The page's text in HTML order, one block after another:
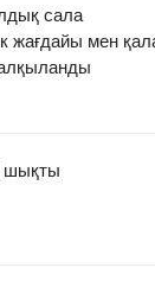
сала
жағдайы мен
шықты